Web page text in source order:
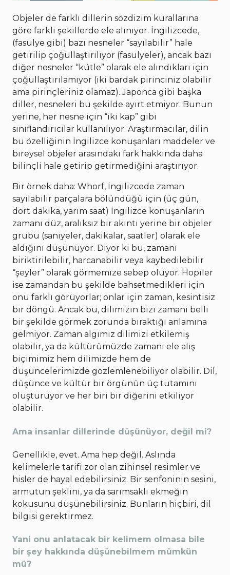
Objeler de farklı dillerin sözdizim kurallarına
göre farklı şekillerde ele alınıyor. İngilizcede,
(fasulye gibi) bazı nesneler “sayılabilir” hale
getirilip çoğullaştırılıyor (fasulyeler), ancak bazı
diğer nesneler “kütle” olarak ele alındıkları için
çoğullaştırılamıyor (iki bardak pirinciniz olabilir
ama pirinçleriniz olamaz). Japonca gibi başka
diller, nesneleri bu şekilde ayırt etmiyor. Bunun
yerine, her nesne için “iki kap” gibi
sınıflandırıcılar kullanılıyor. Araştırmacılar, dilin
bu özelliğinin İngilizce konuşanları maddeler ve
bireysel objeler arasındaki fark hakkında daha
bilinçli hale getirip getirmediğini araştırıyor.
Bir örnek daha: Whorf, İngilizcede zaman
sayılabilir parçalara bölündüğü için (üç gün,
dört dakika, yarım saat) İngilizce konuşanların
zamanı düz, aralıksız bir akıntı yerine bir objeler
grubu (saniyeler, dakikalar, saatler) olarak ele
aldığını düşünüyor. Diyor ki bu, zamanı
biriktirilebilir, harcanabilir veya kaybedilebilir
“şeyler” olarak görmemize sebep oluyor. Hopiler
ise zamandan bu şekilde bahsetmedikleri için
onu farklı görüyorlar; onlar için zaman, kesintisiz
bir döngü. Ancak bu, dilimizin bizi zamanı belli
bir şekilde görmek zorunda bıraktığı anlamına
gelmiyor. Zaman algımız dilimizi etkilemiş
olabilir, ya da kültürümüzde zamanı ele alış
biçimimiz hem dilimizde hem de
düşüncelerimizde gözlemlenebiliyor olabilir. Dil,
düşünce ve kültür bir örgünün üç tutamını
oluşturuyor ve her biri bir diğerini etkiliyor
olabilir.
Ama insanlar dillerinde düşünüyor, değil mi?
Genellikle, evet. Ama hep değil. Aslında
kelimelerle tarifi zor olan zihinsel resimler ve
hisler de hayal edebilirsiniz. Bir senfoninin sesini,
armutun şeklini, ya da sarımsaklı ekmeğin
kokusunu düşünebilirsiniz. Bunların hiçbiri, dil
bilgisi gerektirmez.
Yani onu anlatacak bir kelimem olmasa bile
bir şey hakkında düşünebilmem mümkün
mü?